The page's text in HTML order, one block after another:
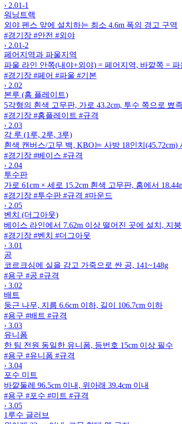
› 2.01-1
워닝트랙
외야 펜스 앞에 설치하는 최소 4.6m 폭의 경고 구역
#경기장 #안전 #외야
› 2.01-2
페어지역과 파울지역
파울 라인 안쪽(내야+외야) = 페어지역, 바깥쪽 = 파
#경기장 #페어 #파울 #기본
› 2.02
본루 (홈 플레이트)
5각형의 흰색 고무판, 가로 43.2cm, 투수 쪽으로 뾰
#경기장 #홈플레이트 #규격
› 2.03
각 루 (1루, 2루, 3루)
흰색 캔버스/고무 백, KBO는 사방 18인치(45.72cm)
#경기장 #베이스 #규격
› 2.04
투수판
가로 61cm × 세로 15.2cm 흰색 고무판, 홈에서
#경기장 #투수판 #규격 #마운드
› 2.05
벤치 (더그아웃)
베이스 라인에서 7.62m 이상 떨어진 곳에 설치, 지
#경기장 #벤치 #더그아웃
› 3.01
공
코르크심에 실을 감고 가죽으로 싼 공, 141~148g
#용구 #공 #규격
› 3.02
배트
둥근 나무, 지름 6.6cm 이하, 길이 106.7cm 이하
#용구 #배트 #규격
› 3.03
유니폼
한 팀 전원 동일한 유니폼, 등번호 15cm 이상 필수
#용구 #유니폼 #규격
› 3.04
포수 미트
바깥둘레 96.5cm 이내, 위아래 39.4cm 이내
#용구 #포수 #미트 #규격
› 3.05
1루수 글러브